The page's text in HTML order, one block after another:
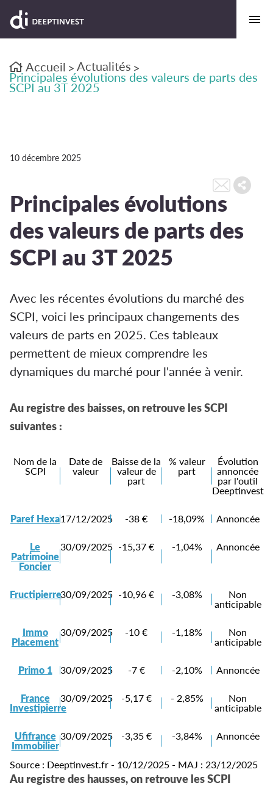
Accueil > Actualités >
Principales évolutions des valeurs de parts des
SCPI au 3T 2025
10 décembre 2025
Principales évolutions
des valeurs de parts des
SCPI au 3T 2025
Avec les récentes évolutions du marché des
SCPI, voici les principaux changements des
valeurs de parts en 2025. Ces tableaux
permettent de mieux comprendre les
dynamiques du marché pour l'année à venir.
Au registre des baisses, on retrouve les SCPI
suivantes :
Nom de la
SCPI
Date de
valeur
Baisse de la
valeur de
part
% valeur
part
Évolution
annoncée
par l'outil
Deeptinvest
Paref Hexa17/12/2025 -38 € -18,09% Annoncée
Le
Patrimoine
Foncier
30/09/2025 -15,37 € -1,04% Annoncée
Fructipierre30/09/2025 -10,96 € -3,08%
Non
anticipable
Immo
Placement
30/09/2025 -10 € -1,18%
Non
anticipable
Primo 1 30/09/2025 -7 € -2,10% Annoncée
France
Investipierre
30/09/2025 -5,17 € - 2,85%
Non
anticipable
Ufifrance
Immobilier
30/09/2025 -3,35 € -3,84% Annoncée
Source : Deeptinvest.fr - 10/12/2025 - MAJ : 23/12/2025
Au registre des hausses, on retrouve les SCPI